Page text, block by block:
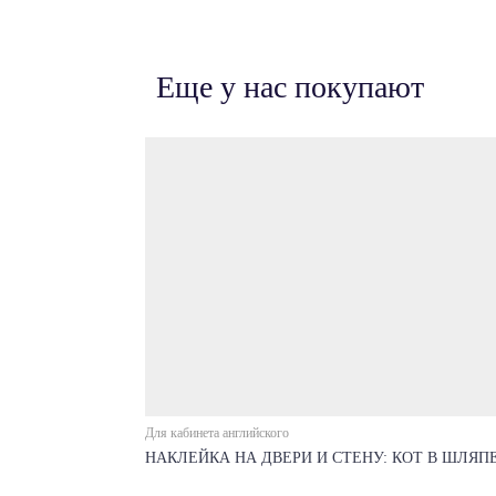
Еще у нас покупают
Для кабинета английского
НАКЛЕЙКА НА ДВЕРИ И СТЕНУ: КОТ В